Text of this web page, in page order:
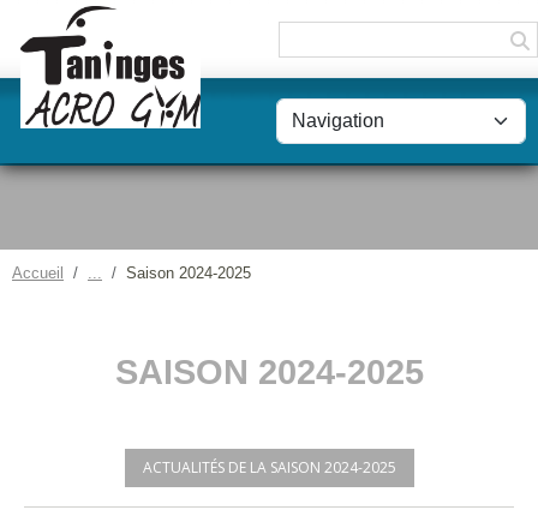
Accueil Saison 2024-2025
SAISON 2024-2025
ACTUALITÉS DE LA SAISON 2024-2025
Panneau de gestion des cookies